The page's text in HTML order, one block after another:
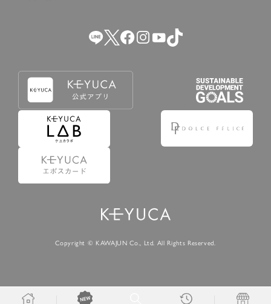
Copyright © KAWAJUN Co., Ltd. All Rights Reserved.